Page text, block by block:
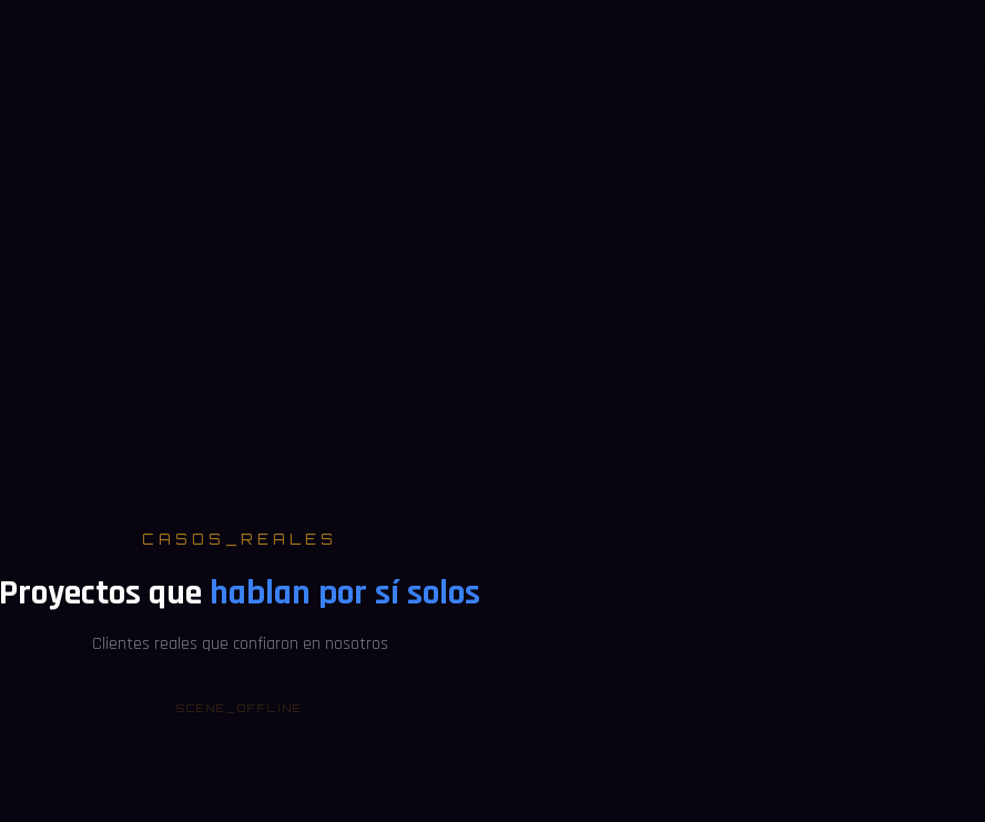
SCENE_OFFLINE
CASOS_REALES
Proyectos que hablan por sí solos
Clientes reales que confiaron en nosotros